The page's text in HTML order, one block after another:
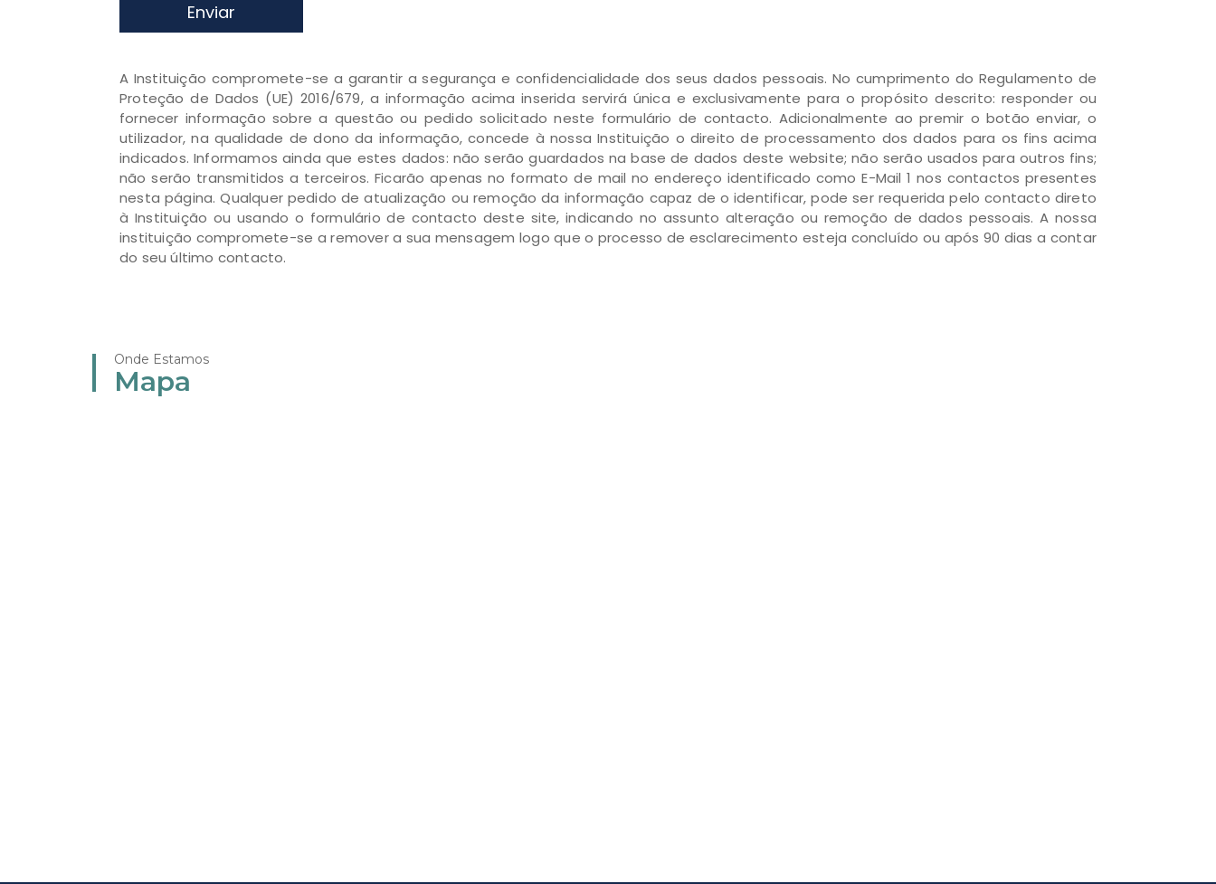
Enviar
A Instituição compromete-se a garantir a segurança e confidencialidade dos seus dados pessoais. No cumprimento do Regulamento de
Proteção de Dados (UE) 2016/679, a informação acima inserida servirá única e exclusivamente para o propósito descrito: responder ou
fornecer informação sobre a questão ou pedido solicitado neste formulário de contacto. Adicionalmente ao premir o botão enviar, o
utilizador, na qualidade de dono da informação, concede à nossa Instituição o direito de processamento dos dados para os fins acima
indicados. Informamos ainda que estes dados: não serão guardados na base de dados deste website; não serão usados para outros fins;
não serão transmitidos a terceiros. Ficarão apenas no formato de mail no endereço identificado como E-Mail 1 nos contactos presentes
nesta página. Qualquer pedido de atualização ou remoção da informação capaz de o identificar, pode ser requerida pelo contacto direto
à Instituição ou usando o formulário de contacto deste site, indicando no assunto alteração ou remoção de dados pessoais. A nossa
instituição compromete-se a remover a sua mensagem logo que o processo de esclarecimento esteja concluído ou após 90 dias a contar
do seu último contacto.
Onde Estamos
Mapa